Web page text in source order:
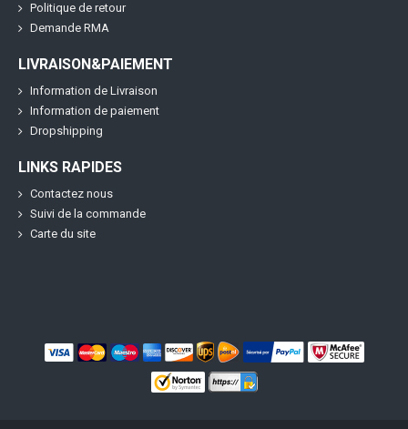
Politique de retour
Demande RMA
LIVRAISON&PAIEMENT
Information de Livraison
Information de paiement
Dropshipping
LINKS RAPIDES
Contactez nous
Suivi de la commande
Carte du site